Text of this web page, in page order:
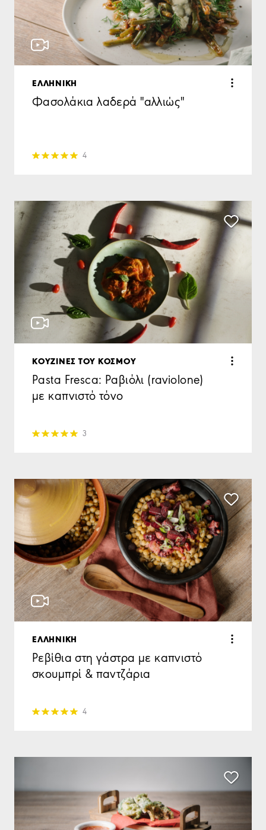
ΕΛΛΗΝΙΚΗ
Φασολάκια λαδερά "αλλιώς"
4
KΟΥΖΙΝΕΣ ΤΟΥ ΚΟΣΜΟΥ
Pasta Fresca: Ραβιόλι (raviolone)
με καπνιστό τόνο
3
ΕΛΛΗΝΙΚΗ
Ρεβίθια στη γάστρα με καπνιστό
σκουμπρί & παντζάρια
4